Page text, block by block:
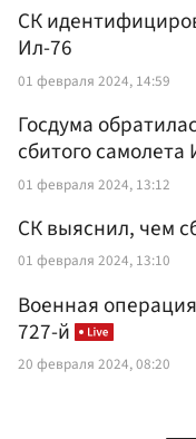
СК
Ил-76
01 февраля 2024, 14:59
Госдума
сбитого самолета
01 февраля 2024, 13:12
СК выяснил, чем
01 февраля 2024, 13:10
Военная
727-й
20 февраля 2024, 08:20